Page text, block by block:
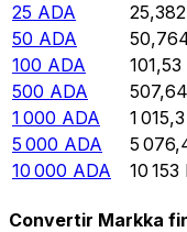
25 ADA
50 ADA
100 ADA 101,53
500 ADA
1 000 ADA 1 015,3
5 000 ADA 5
10 000 ADA 10 153
Convertir Markka